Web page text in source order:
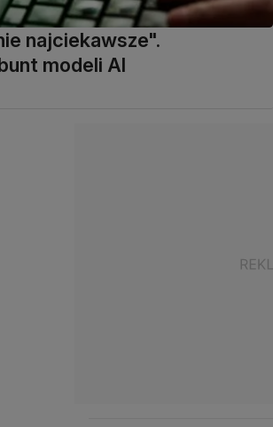
najciekawsze".
modeli AI